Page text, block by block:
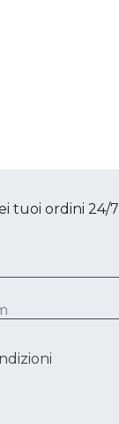
tuoi ordini 24/7